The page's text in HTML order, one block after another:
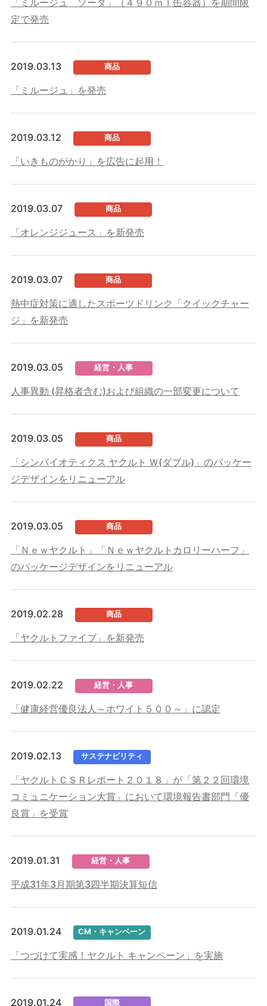
「ミルージュ ソーダ」（４９０ｍｌ缶容器）を期間限
定で発売
2019.03.13 商品
「ミルージュ」を発売
2019.03.12 商品
「いきものがかり」を広告に起用！
2019.03.07 商品
「オレンジジュース」を新発売
2019.03.07 商品
熱中症対策に適したスポーツドリンク「クイックチャー
ジ」を新発売
2019.03.05 経営・人事
人事異動 (昇格者含む)および組織の一部変更について
2019.03.05 商品
「シンバイオティクス ヤクルト Ｗ(ダブル)」のパッケー
ジデザインをリニューアル
2019.03.05 商品
「Ｎｅｗヤクルト」「Ｎｅｗヤクルトカロリーハーフ」
のパッケージデザインをリニューアル
2019.02.28 商品
「ヤクルトファイブ」を新発売
2019.02.22 経営・人事
「健康経営優良法人～ホワイト５００～」に認定
2019.02.13 サステナビリティ
「ヤクルトＣＳＲレポート２０１８」が「第２２回環境
コミュニケーション大賞」において環境報告書部門「優
良賞」を受賞
2019.01.31 経営・人事
平成31年3月期第3四半期決算短信
2019.01.24 CM・キャンペーン
「つづけて実感！ヤクルト キャンペーン」を実施
2019.01.24 国際